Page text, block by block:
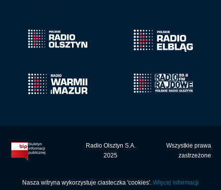
Radio Olsztyn S.A.
2025
Wszystkie prawa
zastrzeżone
Nasza witryna wykorzystuje ciasteczka 'cookies'. Więcej informacji